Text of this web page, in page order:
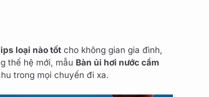
loại nào tốt cho không gian gia đình,
thế hệ mới, mẫu Bàn ủi hơi nước cầm
trong mọi chuyến đi xa.